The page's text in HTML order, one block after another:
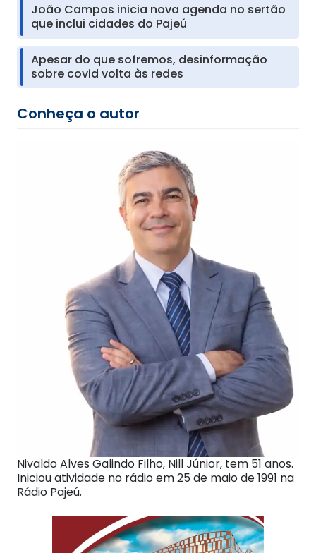
João Campos inicia nova agenda no sertão
que inclui cidades do Pajeú
Apesar do que sofremos, desinformação
sobre covid volta às redes
Conheça o autor
Nivaldo Alves Galindo Filho, Nill Júnior, tem 51 anos.
Iniciou atividade no rádio em 25 de maio de 1991 na
Rádio Pajeú.